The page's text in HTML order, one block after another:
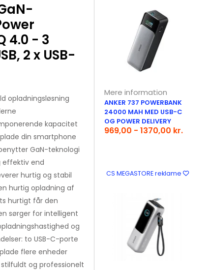
4.0 - 3
2 x USB-
opladningsløsning
kapacitet
din smartphone
GaN-teknologi
effektiv end
hurtig og stabil
hurtig opladning af
hurtigt får den
sørger for intelligent
og
to USB-C-porte
flere enheder
og professionelt
Mere information
ANKER 737 POWERBANK
24000 MAH MED USB-C
OG POWER DELIVERY
969,00 - 1370,00 kr.
CS MEGASTORE reklame